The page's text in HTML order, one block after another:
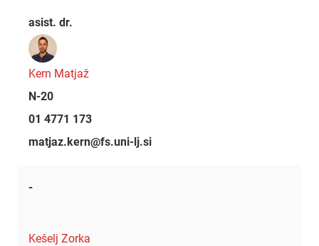
asist. dr.
Kern Matjaž
N-20
01 4771 173
matjaz.kern@fs.uni-lj.si
-
Kešelj Zorka